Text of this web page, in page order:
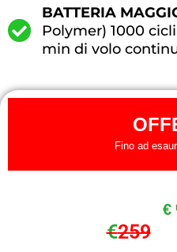
BATTERIA
Polymer) 1000
min di volo
Fino ad
€259
€